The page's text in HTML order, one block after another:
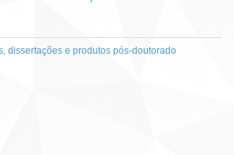
dissertações e produtos pós-doutorado